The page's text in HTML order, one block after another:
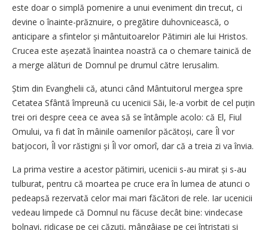
este doar o simplă pomenire a unui eveniment din trecut, ci
devine o înainte-prăznuire, o pregătire duhovnicească, o
anticipare a sfintelor și mântuitoarelor Pătimiri ale lui Hristos.
Crucea este așezată înaintea noastră ca o chemare tainică de
a merge alături de Domnul pe drumul către Ierusalim.
Știm din Evanghelii că, atunci când Mântuitorul mergea spre
Cetatea Sfântă împreună cu ucenicii Săi, le-a vorbit de cel puțin
trei ori despre ceea ce avea să se întâmple acolo: că El, Fiul
Omului, va fi dat în mâinile oamenilor păcătoși, care Îl vor
batjocori, Îl vor răstigni și Îl vor omorî, dar că a treia zi va învia.
La prima vestire a acestor pătimiri, ucenicii s-au mirat și s-au
tulburat, pentru că moartea pe cruce era în lumea de atunci o
pedeapsă rezervată celor mai mari făcători de rele. Iar ucenicii
vedeau limpede că Domnul nu făcuse decât bine: vindecase
bolnavi, ridicase pe cei căzuți, mângâiase pe cei întristați și